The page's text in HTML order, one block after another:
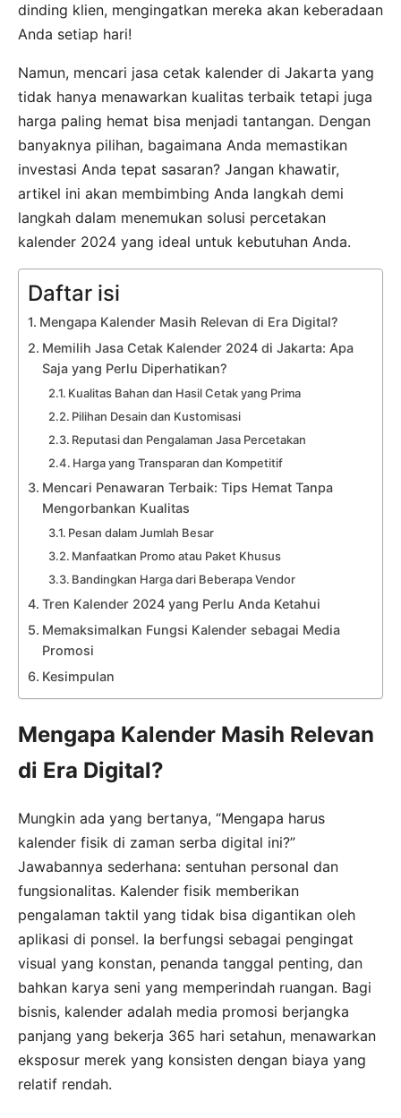
dinding klien, mengingatkan mereka akan keberadaan
Anda setiap hari!
Namun, mencari jasa cetak kalender di Jakarta yang
tidak hanya menawarkan kualitas terbaik tetapi juga
harga paling hemat bisa menjadi tantangan. Dengan
banyaknya pilihan, bagaimana Anda memastikan
investasi Anda tepat sasaran? Jangan khawatir,
artikel ini akan membimbing Anda langkah demi
langkah dalam menemukan solusi percetakan
kalender 2024 yang ideal untuk kebutuhan Anda.
Daftar isi
Mengapa Kalender Masih Relevan di Era Digital?
Memilih Jasa Cetak Kalender 2024 di Jakarta: Apa
Saja yang Perlu Diperhatikan?
Kualitas Bahan dan Hasil Cetak yang Prima
Pilihan Desain dan Kustomisasi
Reputasi dan Pengalaman Jasa Percetakan
Harga yang Transparan dan Kompetitif
Mencari Penawaran Terbaik: Tips Hemat Tanpa
Mengorbankan Kualitas
Pesan dalam Jumlah Besar
Manfaatkan Promo atau Paket Khusus
Bandingkan Harga dari Beberapa Vendor
Tren Kalender 2024 yang Perlu Anda Ketahui
Memaksimalkan Fungsi Kalender sebagai Media
Promosi
Kesimpulan
Mengapa Kalender Masih Relevan
di Era Digital?
Mungkin ada yang bertanya, “Mengapa harus
kalender fisik di zaman serba digital ini?”
Jawabannya sederhana: sentuhan personal dan
fungsionalitas. Kalender fisik memberikan
pengalaman taktil yang tidak bisa digantikan oleh
aplikasi di ponsel. Ia berfungsi sebagai pengingat
visual yang konstan, penanda tanggal penting, dan
bahkan karya seni yang memperindah ruangan. Bagi
bisnis, kalender adalah media promosi berjangka
panjang yang bekerja 365 hari setahun, menawarkan
eksposur merek yang konsisten dengan biaya yang
relatif rendah.